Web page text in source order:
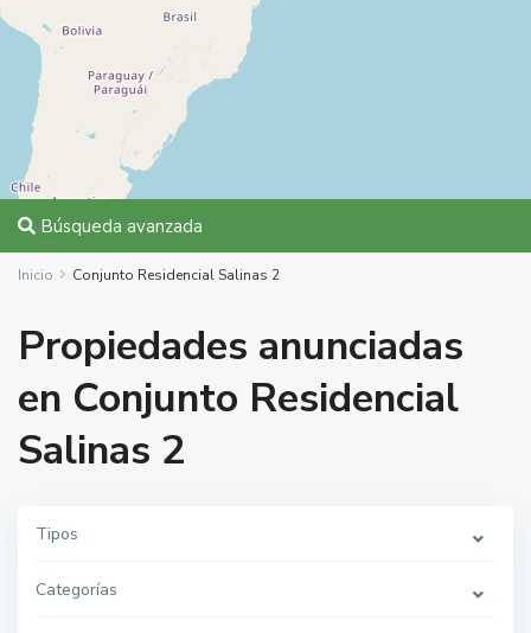
Búsqueda avanzada
Inicio Conjunto Residencial Salinas 2
Propiedades anunciadas
en Conjunto Residencial
Salinas 2
Tipos
Categorías